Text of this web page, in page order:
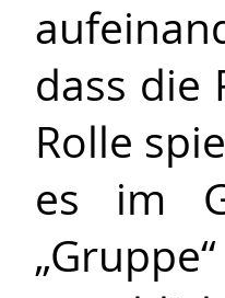
dass die
Rolle
es im